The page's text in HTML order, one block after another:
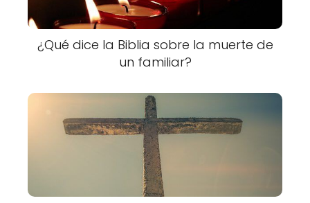
¿Qué dice la Biblia sobre la muerte de
un familiar?